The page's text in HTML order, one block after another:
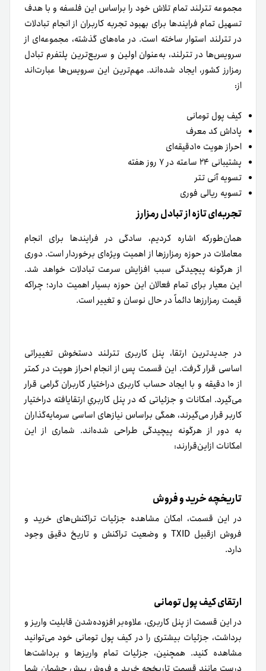
مجموعه تترلند تمام تلاش خود را بر‌اساس این فلسفه و با هدف
تسهیل تمام فرایندها برای بهبود تجربه کاربران از انجام تبادلات
در تترلند استوار ساخته است. در ماه‌های گذشته، مجموعه‌ای از
سرویس‌ها در تترلند، به‌عنوان اولین و سریع‌ترین پلتفرم تبادل
رمزارز کشور، ایجاد شده‌اند. مهم‌ترین این سرویس‌ها عبارت‌اند
از:
کیف پول تومانی
پاداش کد معرف
احراز هویت ۱۰دقیقه‌ای
پشتیبانی ۲۴ ساعته در ۷ روز هفته
تسویه آنی تتر
تسویه ریالی فوری
تجربه‌ای تازه از تبادل رمزارز
همان‌طورکه اشاره کردیم، سادگی در فرایندها برای انجام
معاملات در حوزه رمزارزها از اهمیت ویژه‌ای برخوردار است. دوری
از هرگونه پیچیدگی سبب افزایش سرعت تبادلات خواهد شد.
این معیار برای تمام فعالان این حوزه بسیار اهمیت دارد؛ چرا‌که
قیمت رمزارزها دائماً در حال نوسان و تغییر است.
در جدیدترین ارتقا، پنل کاربریتترلند دستخوش تغییراتی
اساسی قرار گرفت. این قسمت پس از انجام احراز هویت در کمتر
از ۱۰ دقیقه و با ایجاد حساب کاربری دراختیار کاربران گرامی قرار
می‌گیرد. امکانات و جزئیاتی که در پنل کاربریِ ارتقایافته دراختیار
کاربر قرار می‌گیرند، همگی براساس نیازهای اساسی سرمایه‌گذاران
به دور از هرگونه پیچیدگی طراحی شده‌اند. شماری از این
امکانات ازاین‌قرارند:
تاریخچه خرید و فروش
در این قسمت، امکان مشاهده جزئیات تراکنش‌های خرید و
فروش از‌قبیل TXID و وضعیت تراکنش و تاریخ دقیق
وجود
دارد.
ارتقای کیف پول تومانی
در این قسمت از پنل کاربری، علاوه‌بر افزوده‌شدن قابلیت واریز و
برداشت، جزئیات بیشتری را در کیف پول تومانی خود می‌توانید
مشاهده کنید. همچنین، جزئیات تمام واریزها و برداشت‌ها